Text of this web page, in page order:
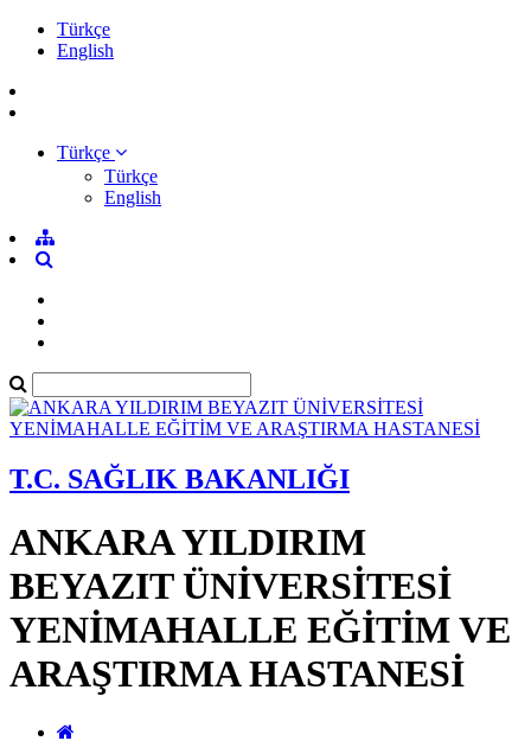
Türkçe
English
Türkçe
Türkçe
English
T.C. SAĞLIK BAKANLIĞI
ANKARA YILDIRIM
BEYAZIT ÜNİVERSİTESİ
YENİMAHALLE EĞİTİM VE
ARAŞTIRMA HASTANESİ